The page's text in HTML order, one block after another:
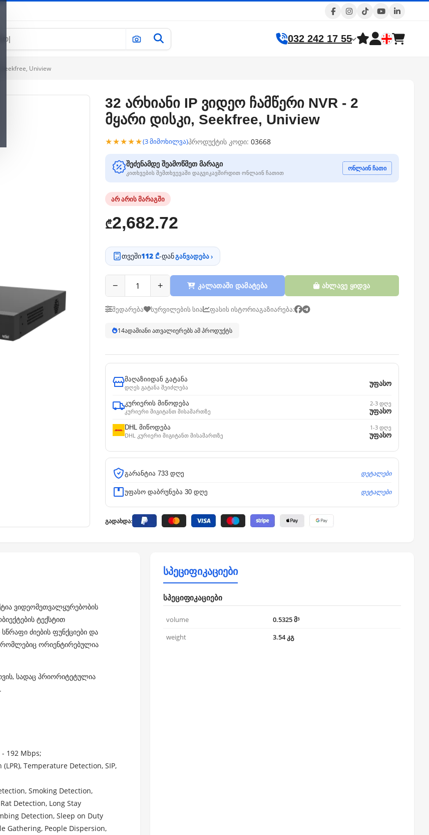
032 242 17 55
Seekfree, Uniview
32 არხიანი IP ვიდეო ჩამწერი NVR - 2
მყარი დისკი, Seekfree, Uniview
★★★★★(3 მიმოხილვა)პროდუქტის კოდი: 03668
შეძენამდე შეამოწმეთ მარაგი
კითხვების შემთხვევაში დაგვიკავშირდით ონლაინ ჩათით
ონლაინ ჩათი
არ არის მარაგში
₾2,682.72
თვეში112 ₾-დანგანვადება ›
− + კალათაში დამატება ახლავე ყიდვა
შედარება სურვილების სია ფასის ისტორიაგაზიარება:
14ადამიანი ათვალიერებს ამ პროდუქტს
მაღაზიიდან გატანა
დღეს გატანა შეიძლება
უფასო
კურიერის მიწოდება
კურიერი მიგიტანთ მისამართზე
2-3 დღე
უფასო
DHL მიწოდება
DHL კურიერი მიგიტანთ მისამართზე
1-3 დღე
უფასო
გარანტია 733 დღე დეტალები
უფასო დაბრუნება 30 დღე დეტალები
გადახდა:
ვიდეომეთვალყურებობის
ტექსტით
ძიების ფუნქციები და
რომლებიც ორიენტირებულია
სადაც პრიორიტეტულია
192 Mbps;
Temperature Detection, SIP,
Smoking Detection,
Detection, Long Stay
Detection, Sleep on Duty
Gathering, People Dispersion,
სპეციფიკაციები
სპეციფიკაციები
volume
0.5325 მ³
weight
3.54 კგ